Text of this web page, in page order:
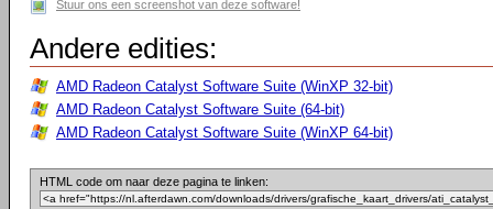
Stuur ons een screenshot van deze software!
Andere edities:
AMD Radeon Catalyst Software Suite (WinXP 32-bit)
AMD Radeon Catalyst Software Suite (64-bit)
AMD Radeon Catalyst Software Suite (WinXP 64-bit)
HTML code om naar deze pagina te linken: